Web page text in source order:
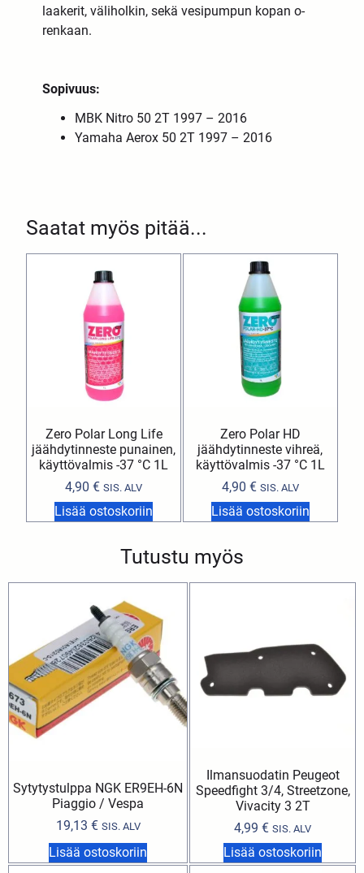
Saatat myös pitää...
Zero Polar Long Life
jäähdytinneste punainen,
käyttövalmis -37 °C 1L
4,90€ SIS. ALV
Lisää ostoskoriin
Zero Polar HD
jäähdytinneste vihreä,
käyttövalmis -37 °C 1L
4,90 € SIS. ALV
Lisää ostoskoriin
laakerit, väliholkin, sekä vesipumpun kopan o-
renkaan.
Sopivuus:
MBK Nitro 50 2T 1997 – 2016
Yamaha Aerox 50 2T 1997 – 2016
Tutustu myös
Sytytystulppa NGK ER9EH-6N
Piaggio / Vespa
19,13 € SIS. ALV
Lisää ostoskoriin
Ilmansuodatin Peugeot
Speedfight 3/4, Streetzone,
Vivacity 3 2T
4,99 € SIS. ALV
Lisää ostoskoriin